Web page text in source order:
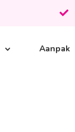
Aanpak